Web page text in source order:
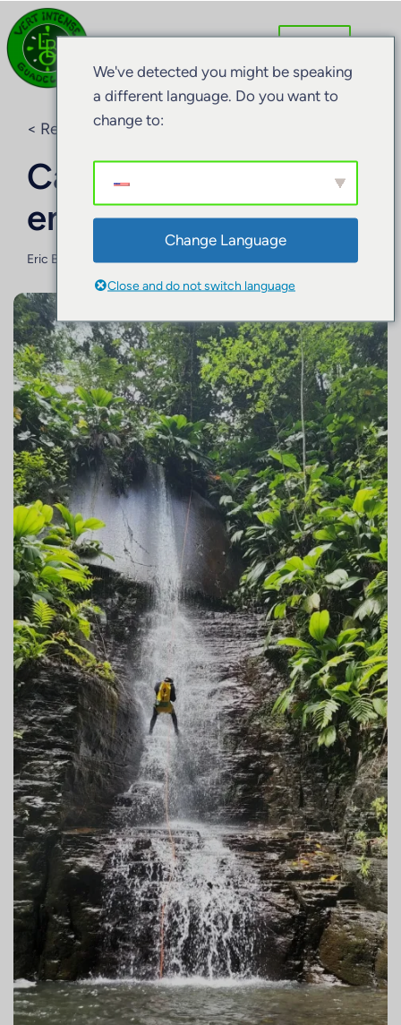
< Retour au blog
Canyon Bois Malaisé
en Guadeloupe
Eric BARRET30 juillet 2025
We've detected you might be speaking
a different language. Do you want to
change to:
Change Language
Close and do not switch language